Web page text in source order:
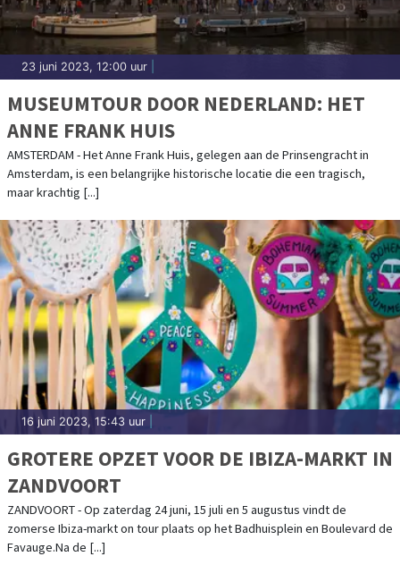
23 juni 2023, 12:00 uur
MUSEUMTOUR DOOR NEDERLAND: HET
ANNE FRANK HUIS
AMSTERDAM - Het Anne Frank Huis, gelegen aan de Prinsengracht in
Amsterdam, is een belangrijke historische locatie die een tragisch,
maar krachtig [...]
16 juni 2023, 15:43 uur
GROTERE OPZET VOOR DE IBIZA-MARKT IN
ZANDVOORT
ZANDVOORT - Op zaterdag 24 juni, 15 juli en 5 augustus vindt de
zomerse Ibiza-markt on tour plaats op het Badhuisplein en Boulevard de
Favauge.Na de [...]